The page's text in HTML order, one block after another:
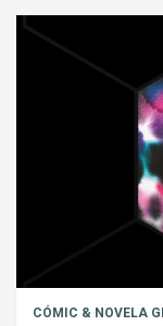
CÓMIC & NOVELA